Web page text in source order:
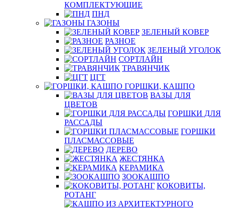
КОМПЛЕКТУЮЩИЕ
ПНД
ГАЗОНЫ
ЗЕЛЕНЫЙ КОВЕР
РАЗНОЕ
ЗЕЛЕНЫЙ УГОЛОК
СОРТЛАЙН
ТРАВЯНЧИК
ЦГТ
ГОРШКИ, КАШПО
ВАЗЫ ДЛЯ
ЦВЕТОВ
ГОРШКИ ДЛЯ
РАССАДЫ
ГОРШКИ
ПЛАСМАССОВЫЕ
ДЕРЕВО
ЖЕСТЯНКА
КЕРАМИКА
ЗООКАШПО
КОКОВИТЫ,
РОТАНГ